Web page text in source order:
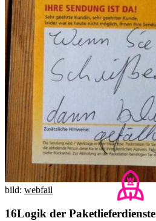
bild: webfail
Logik der Paketlieferdienste